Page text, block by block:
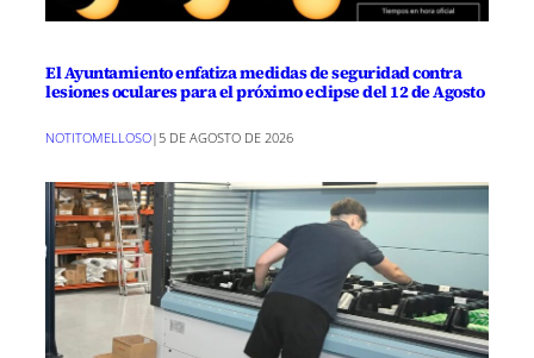
El Ayuntamiento enfatiza medidas de seguridad contra
lesiones oculares para el próximo eclipse del 12 de Agosto
NOTITOMELLOSO| 5 DE AGOSTO DE 2026